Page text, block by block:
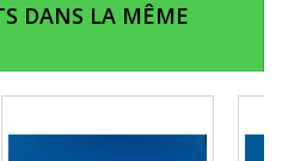
DANS LA MÊME